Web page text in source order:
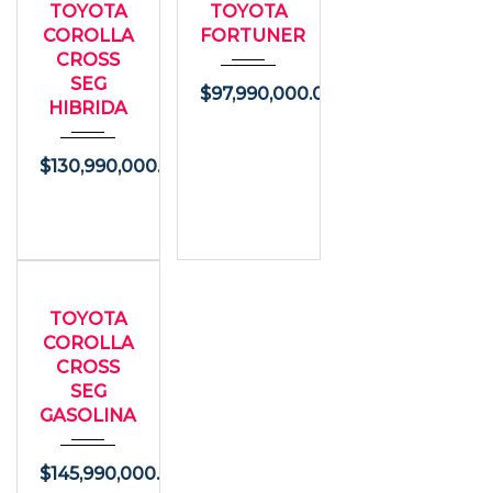
49000
TOYOTA
COROLLA
CROSS
SEG
HIBRIDA
$130,990,000.00
113000
TOYOTA
FORTUNER
$97,990,000.00
7000
TOYOTA
COROLLA
CROSS
SEG
GASOLINA
$145,990,000.00